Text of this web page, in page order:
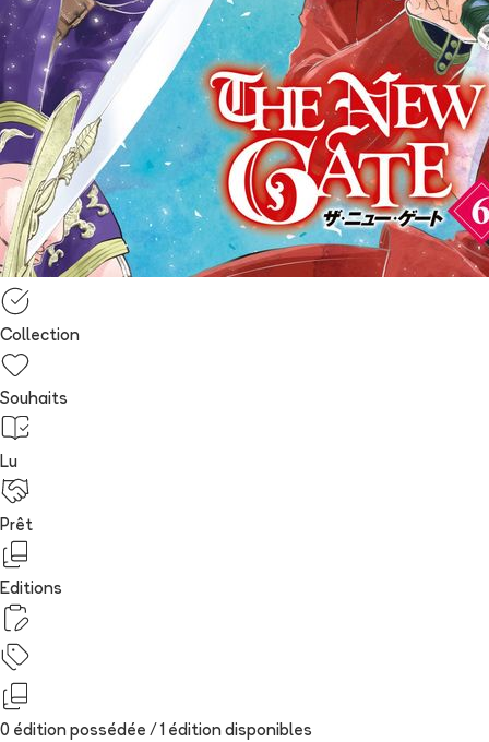
Collection
Souhaits
Lu
Prêt
Editions
0 édition possédée / 1 édition disponibles